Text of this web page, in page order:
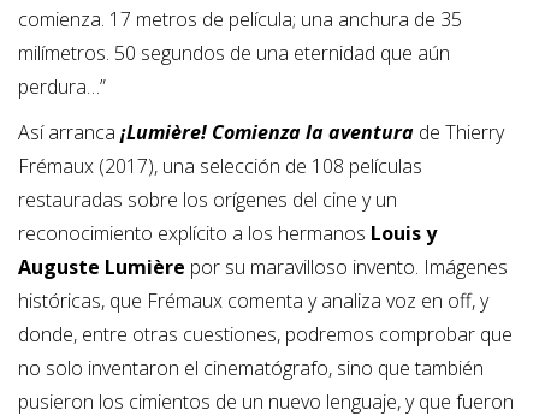
comienza. 17 metros de película; una anchura de 35
milímetros. 50 segundos de una eternidad que aún
perdura…”
Así arranca ¡Lumière! Comienza la aventura de Thierry
Frémaux (2017), una selección de 108 películas
restauradas sobre los orígenes del cine y un
reconocimiento explícito a los hermanos Louis y
Auguste Lumière por su maravilloso invento. Imágenes
históricas, que Frémaux comenta y analiza voz en off, y
donde, entre otras cuestiones, podremos comprobar que
no solo inventaron el cinematógrafo, sino que también
pusieron los cimientos de un nuevo lenguaje,y que fueron